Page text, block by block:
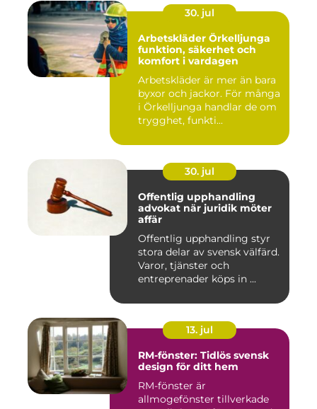
30. jul
Arbetskläder Örkelljunga
funktion, säkerhet och
komfort i vardagen
Arbetskläder är mer än bara
byxor och jackor. För många
i Örkelljunga handlar de om
trygghet, funkti...
30. jul
Offentlig upphandling
advokat när juridik möter
affär
Offentlig upphandling styr
stora delar av svensk välfärd.
Varor, tjänster och
entreprenader köps in ...
13. jul
RM-fönster: Tidlös svensk
design för ditt hem
RM-fönster är
allmogefönster tillverkade